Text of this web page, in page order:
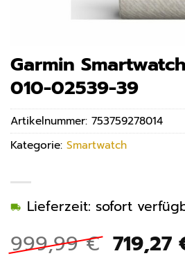
Garmin
010-02539-39
999,99€ 719,27
Lieferzeit: sofort
Artikelnummer: 753759278014
Kategorie: Smartwatch